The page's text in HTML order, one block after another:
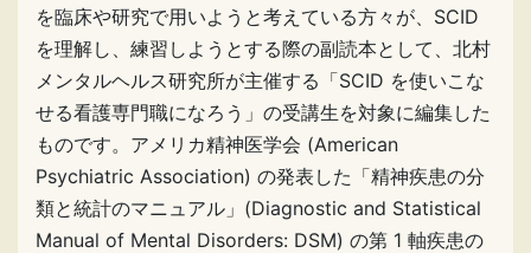
を臨床や研究で用いようと考えている方々が、SCID
を理解し、練習しようとする際の副読本として、北村
メンタルヘルス研究所が主催する「SCID を使いこな
せる看護専門職になろう」の受講生を対象に編集した
ものです。アメリカ精神医学会 (American
Psychiatric Association) の発表した「精神疾患の分
類と統計のマニュアル」(Diagnostic and Statistical
Manual of Mental Disorders: DSM) の第 1 軸疾患の